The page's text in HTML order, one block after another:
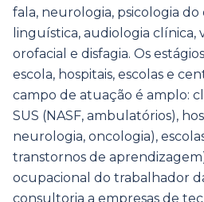
fala, neurologia, psicologia
linguística, audiologia clínica,
orofacial e disfagia. Os
escola, hospitais, escolas e
campo de atuação é amplo:
SUS (NASF, ambulatórios),
neurologia, oncologia),
transtornos de
ocupacional do trabalhador
consultoria a empresas de